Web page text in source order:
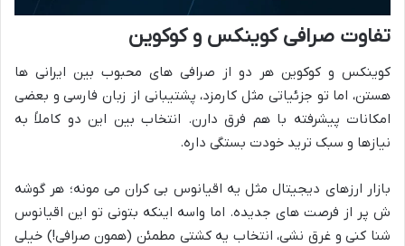
تفاوت صرافی کوینکس و کوکوین
کوینکس و کوکوین هر دو از صرافی های محبوب بین ایرانی ها
هستن، اما تو جزئیاتی مثل کارمزد، پشتیبانی از زبان فارسی و بعضی
امکانات پیشرفته با هم فرق دارن. انتخاب بین این دو کاملاً به
نیازها و سبک ترید خودت بستگی داره.
بازار ارزهای دیجیتال مثل یه اقیانوس بی کران می مونه؛ هر گوشه
ش پر از فرصت های جدیده. اما واسه اینکه بتونی تو این اقیانوس
شنا کنی و غرق نشی، انتخاب یه کشتی مطمئن (همون صرافی!) خیلی